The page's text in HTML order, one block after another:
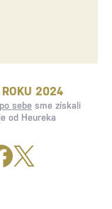
ROKU 2024
sebe sme získali
od Heureka